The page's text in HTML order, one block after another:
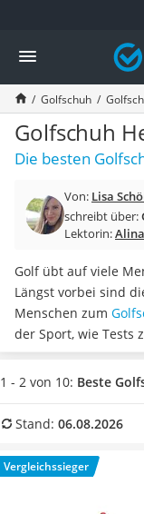
Die beliebtesten
Freizeit & Sport
Gartentrampolin
Trampolin
Metalldetektor
Eufab-Fahrradträger
Trampolin 366 cm
Aluminium-Koffer
Futterboot
E-Bike-Dreirad
Trekkingschuhe Herren
Reisetasche mit Rollen
Klimmzugstation
Koffer
Nachtsichtgerät
Handgepäck-Koffer
Wanderschuhe Herren
Sicherheitsweste Reiten
Golfschuh
Golfschuh
Die besten
Von: Lisa
schreibt über:
Lektorin:
Golf übt auf viele
Längst vorbei sind
Menschen zum
der Sport, wie Tests
Menschen
Vergleichstabelle
Golfschuhe, die über
Stück
2026 besonders das
1 - 2 von 10: Beste
Stand: 06.08.2026
Vergleichssieger